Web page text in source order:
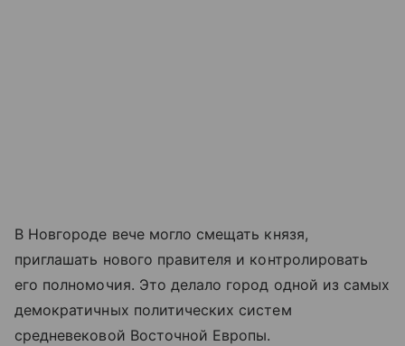
В Новгороде вече могло смещать князя,
приглашать нового правителя и контролировать
его полномочия. Это делало город одной из самых
демократичных политических систем
средневековой Восточной Европы.